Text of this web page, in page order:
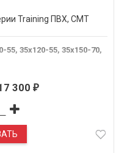
Training ПВХ, СМТ
55, 35х120-55, 35х150-70,
300 ₽